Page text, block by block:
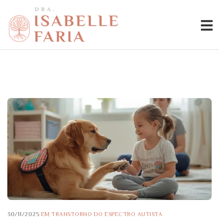
30/11/2025 EM TRANSTORNO DO ESPECTRO AUTISTA